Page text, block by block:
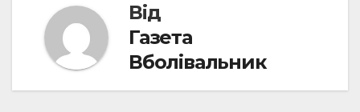
Від
Газета
Вболівальник